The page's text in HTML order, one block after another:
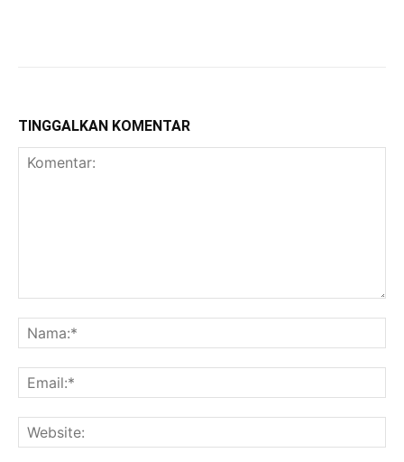
TINGGALKAN KOMENTAR